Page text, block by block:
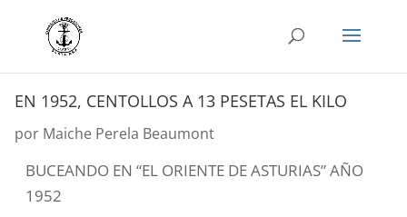
EN 1952, CENTOLLOS A 13 PESETAS EL KILO
por Maiche Perela Beaumont
BUCEANDO EN “EL ORIENTE DE ASTURIAS”AÑO
1952